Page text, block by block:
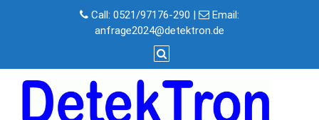
Call: 0521/97176-290 |
Email:
anfrage2024@detektron.de